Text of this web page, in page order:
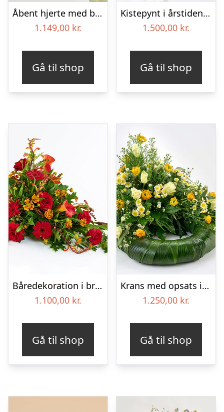
Åbent hjerte med bånd – Floristens kreative valg
1.149,00 kr.
Gå til shop
Kistepynt i årstidens blomster – Blomster til begravelse
1.500,00 kr.
Gå til shop
Båredekoration i brændte farver – Blomster til begravelse
1.100,00 kr.
Gå til shop
Krans med opsats i gule farver – Blomster til begravelse
1.250,00 kr.
Gå til shop